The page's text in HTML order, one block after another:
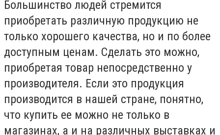
Большинство людей стремится
приобретать различную продукцию не
только хорошего качества, но и по более
доступным ценам. Сделать это можно,
приобретая товар непосредственно у
производителя. Если это продукция
производится в нашей стране, понятно,
что купить ее можно не только в
магазинах, а и на различных выставках и